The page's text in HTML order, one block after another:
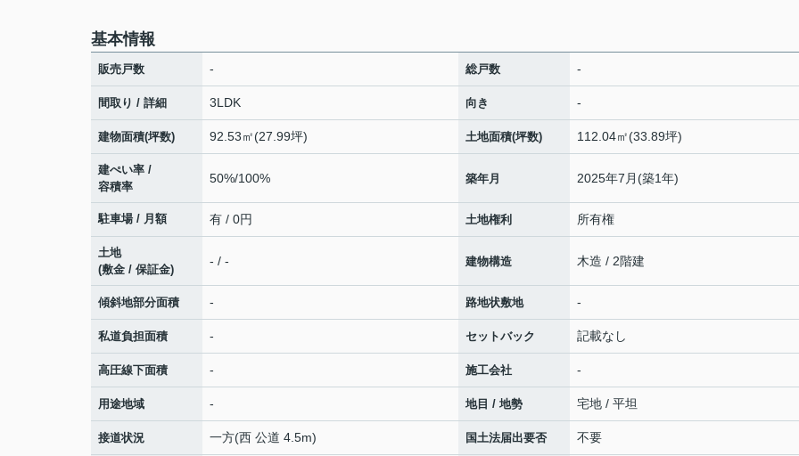
基本情報
販売戸数 - 総戸数 -
間取り / 詳細 3LDK 向き -
建物面積(坪数) 92.53㎡(27.99坪) 土地面積(坪数) 112.04㎡(33.89坪)
建ぺい率 /
容積率
50%/100% 築年月 2025年7月(築1年)
駐車場 / 月額 有 / 0円 土地権利 所有権
土地
(敷金 / 保証金)
- / - 建物構造 木造 / 2階建
傾斜地部分面積 - 路地状敷地 -
私道負担面積 - セットバック 記載なし
高圧線下面積 - 施工会社 -
用途地域 - 地目 / 地勢 宅地 / 平坦
接道状況 一方(西 公道 4.5m) 国土法届出要否 不要